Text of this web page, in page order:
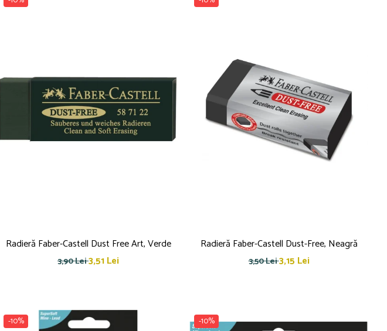
Radieră Faber-Castell Dust Free Art, Verde
3,90 Lei3,51 Lei
Radieră Faber-Castell Dust-Free, Neagră
3,50 Lei3,15 Lei
-10% -10%